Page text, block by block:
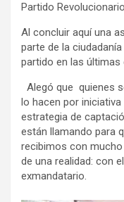
Partido
Al concluir aquí una
parte de la
partido en las últimas
Alegó que quienes
lo hacen por
estrategia de
están llamando para
recibimos con
de una realidad: con
exmandatario.